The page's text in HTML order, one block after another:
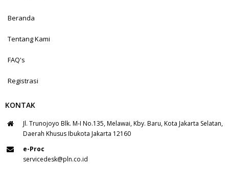
Beranda
Tentang Kami
FAQ's
Registrasi
KONTAK
Jl. Trunojoyo Blk. M-I No.135, Melawai, Kby. Baru, Kota Jakarta Selatan,
Daerah Khusus Ibukota Jakarta 12160
e-Proc
servicedesk@pln.co.id